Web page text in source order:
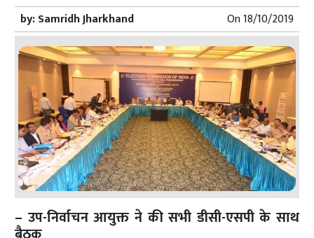
by:Samridh Jharkhand On18/10/2019
– उप-निर्वाचन आयुक्त ने की सभी डीसी-एसपी के साथ